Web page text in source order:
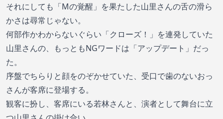
それにしても「Mの覚醒」を果たした山里さんの舌の滑ら
かさは尋常じゃない。
何部作かわからないぐらい「クローズ！」を連発していた
山里さんの、もっともNGワードは「アップデート」だっ
た。
序盤でちらりと顔をのぞかせていた、受口で歯のないおっ
さんが客席に登場する。
観客に扮し、客席にいる若林さんと、演者として舞台に立